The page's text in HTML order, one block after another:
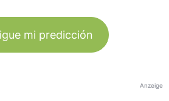
mi predicción
Anzeige